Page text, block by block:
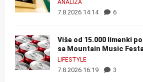
ANALIZA
7.8.2026 14:14 6
Više od 15.000 limenki
sa Mountain Music
LIFESTYLE
7.8.2026 16:19 3